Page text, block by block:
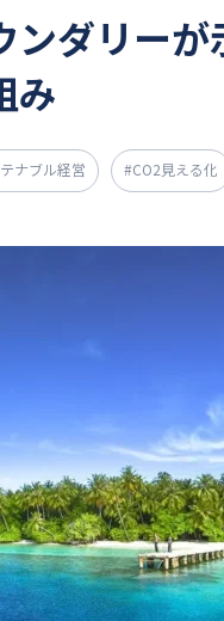
ンダリー
み
ナブル経営 #CO2見える化